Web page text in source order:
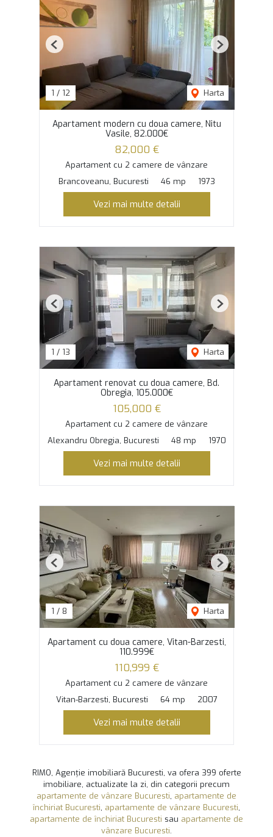
1 / 12 Harta
Previous Next
Apartament modern cu doua camere, Nitu
Vasile, 82.000€
82,000 €
Apartament cu 2 camere de vânzare
Brancoveanu, Bucuresti
46 mp 1973
Vezi mai multe detalii
1 / 13 Harta
Previous Next
Apartament renovat cu doua camere, Bd.
Obregia, 105.000€
105,000 €
Apartament cu 2 camere de vânzare
Alexandru Obregia, Bucuresti
48 mp 1970
Vezi mai multe detalii
1 / 8 Harta
Previous Next
Apartament cu doua camere, Vitan-Barzesti,
110.999€
110,999 €
Apartament cu 2 camere de vânzare
Vitan-Barzesti, Bucuresti
64 mp 2007
Vezi mai multe detalii
RIMO, Agenție imobiliară Bucuresti, va ofera 399 oferte
imobiliare, actualizate la zi, din categorii precum
apartamente de vânzare Bucuresti, apartamente de
închiriat Bucuresti, apartamente de vânzare Bucuresti,
apartamente de închiriat Bucuresti sau apartamente de
vânzare Bucuresti.